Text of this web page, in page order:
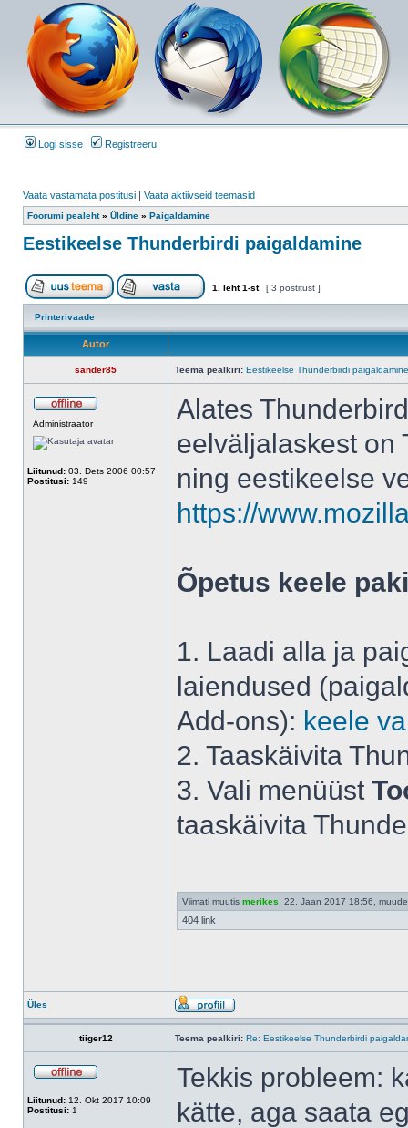
Logi sisse Registreeru
Vaata vastamata postitusi | Vaata aktiivseid teemasid
Foorumi pealeht» Üldine » Paigaldamine
Eestikeelse Thunderbirdi paigaldamine
1 . leht1-st [ 3 postitust ]
Printerivaade
Autor
sander85 Teema pealkiri: Eestikeelse Thunderbirdi paigaldamine
Administraator
Liitunud: 03. Dets 2006 00:57
Postitusi: 149
Alates
eelväljalaskest on
ning eestikeelse
https://
Õpetus keele
1. Laadi alla ja
laiendused
Add-ons): keele
2. Taaskäivita
3. Vali menüüst
taaskäivita
Viimati muutis merikes , 22. Jaan 2017 18:56,
404 link
Üles
tiiger12 Teema pealkiri: Re: Eestikeelse Thunderbirdi
Liitunud: 12. Okt 2017 10:09
Postitusi: 1
Tekkis probleem:
kätte, aga saata